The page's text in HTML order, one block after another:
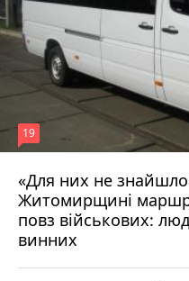
«Для них не
Житомирщині
повз військових:
винних
19
17 липня 2026 р.